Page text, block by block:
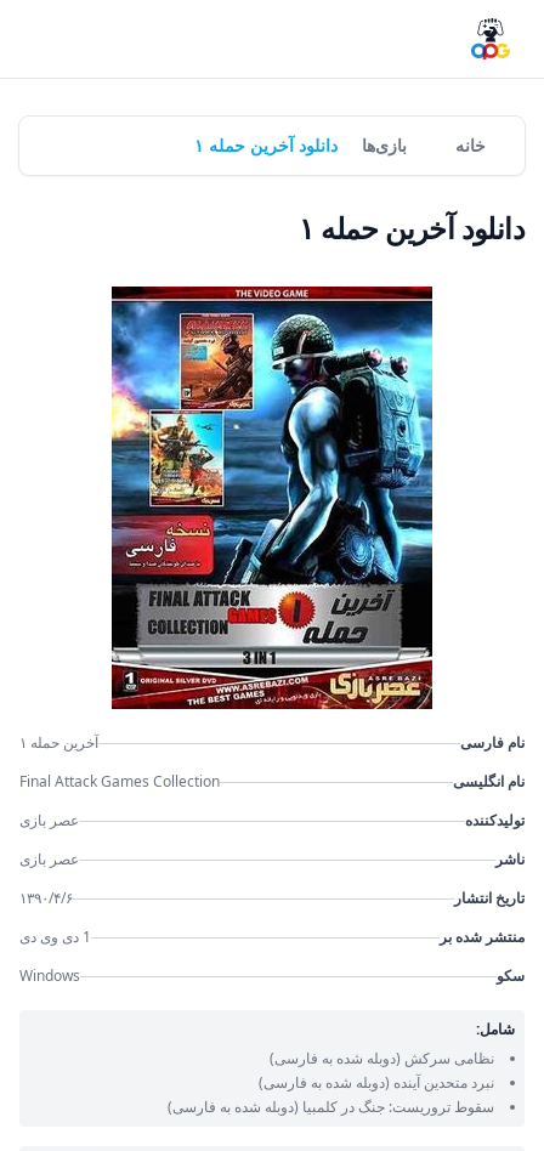
خانه بازی‌ها دانلود آخرین حمله ۱
دانلود آخرین حمله ۱
نام فارسی
آخرین حمله ۱
نام انگلیسی
Final Attack Games Collection
تولیدکننده
عصر بازی
ناشر
عصر بازی
تاریخ انتشار
۱۳۹۰/۴/۶
منتشر شده بر
1 دی وی دی
سکو
Windows
شامل:
نظامی سرکش (دوبله شده به فارسی)
نبرد متحدین آینده (دوبله شده به فارسی)
سقوط تروریست: جنگ در کلمبیا (دوبله شده به فارسی)